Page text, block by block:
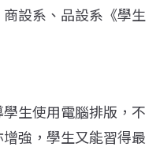
設系、品設系《學生
生使用電腦排版，不
強，學生又能習得最